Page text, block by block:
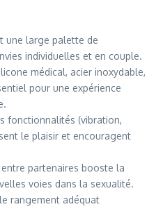
une large palette de
individuelles et en couple.
médical, acier inoxydable,
pour une expérience
fonctionnalités (vibration,
le plaisir et encouragent
partenaires booste la
voies dans la sexualité.
rangement adéquat